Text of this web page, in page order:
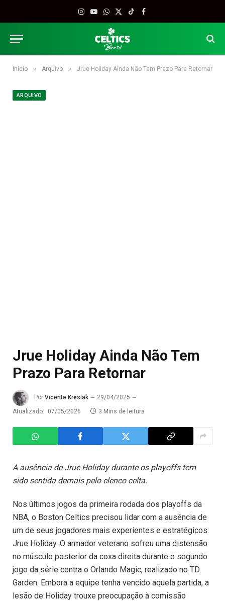
Instagram
YouTube
WhatsApp
X
TikTokFacebook
Início » Arquivo » Jrue Holiday Ainda Não Tem Prazo Para Retornar
ARQUIVO
Jrue Holiday Ainda Não Tem
Prazo Para Retornar
Por Vicente Kresiak
29/04/2025
Atualizado:
07/05/2026 3 Mins de leitura
A ausência de Jrue Holiday durante os playoffs tem
sido sentida demais pelo elenco celta.
Nos últimos jogos da primeira rodada dos playoffs da
NBA, o Boston Celtics precisou lidar com a ausência de
um de seus jogadores mais experientes e estratégicos:
Jrue Holiday. O armador veterano sofreu uma distensão
no músculo posterior da coxa direita durante o segundo
jogo da série contra o Orlando Magic, realizado no TD
Garden. Embora a equipe tenha vencido aquela partida, a
lesão de Holiday trouxe preocupação à comissão